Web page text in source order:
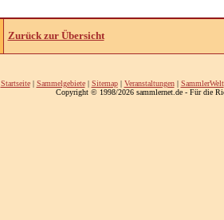
Zurück zur Übersicht
Startseite| Sammelgebiete| Sitemap| Veranstaltungen| SammlerWelt
Copyright © 1998/2026 sammlernet.de - Für die